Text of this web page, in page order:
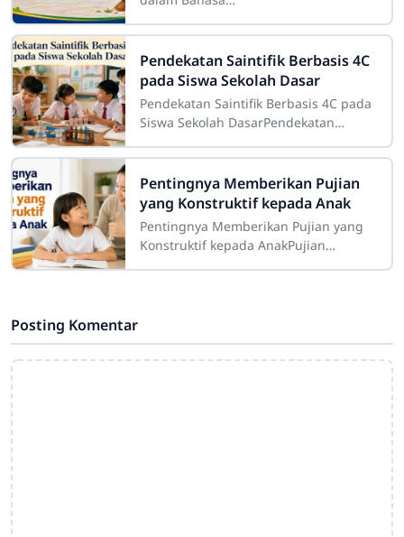
adalah salah satu bentuk sastra lisan
dalam budaya Jawa yang dikenal
Pendekatan Saintifik Berbasis 4C
pada Siswa Sekolah Dasar
Pendekatan Saintifik Berbasis 4C pada
Siswa Sekolah DasarPendekatan
sekolah dasar merupakan strategi
pembelajaran
Pentingnya Memberikan Pujian
yang Konstruktif kepada Anak
Pentingnya Memberikan Pujian yang
Konstruktif kepada AnakPujian
Posting Komentar